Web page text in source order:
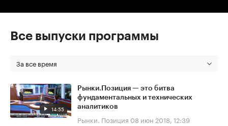
Все выпуски программы
За все время
14:55
Рынки.Позиция — это битва
фундаментальных и технических
аналитиков
Рынки. Позиция 08 июн 2018, 12:39